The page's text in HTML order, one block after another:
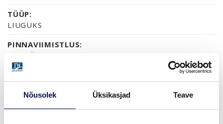
Nõusolek Üksikasjad Teave
TÜÜP:
LIUGUKS
PINNAVIIMISTLUS:
UKS LÄBIKUMAV VALGE, SIIN ALUMIINIUMIST
GARANTII: